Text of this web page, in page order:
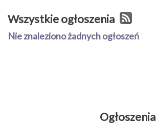
Wszystkie ogłoszenia
Nie znaleziono żadnych ogłoszeń